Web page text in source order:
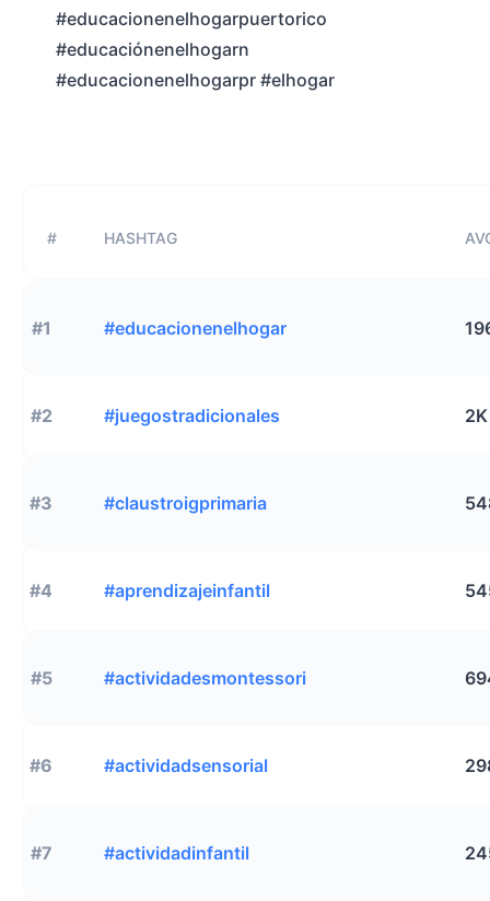
#educacionenelhogarpuertorico
#educaciónenelhogarn
#educacionenelhogarpr #elhogar
# HASHTAG
#1 #educacionenelhogar
#2 #juegostradicionales 2K
#3 #claustroigprimaria
#4 #aprendizajeinfantil
#5 #actividadesmontessori
#6 #actividadsensorial
#7 #actividadinfantil